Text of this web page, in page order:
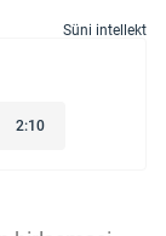
Süni intellekt